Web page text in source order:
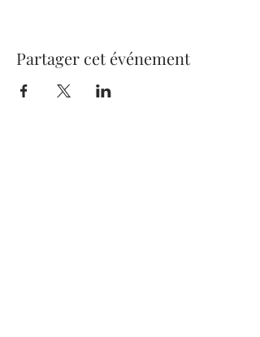
Partager cet événement